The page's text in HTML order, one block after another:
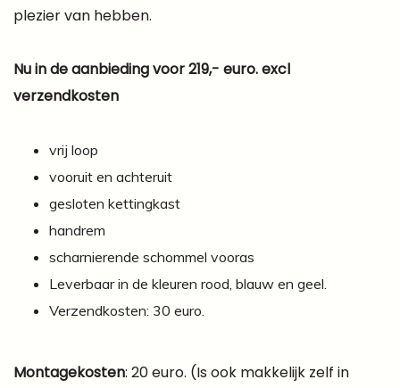
plezier van hebben.
Nu in de aanbieding voor 219,- euro. excl
verzendkosten
vrij loop
vooruit en achteruit
gesloten kettingkast
handrem
scharnierende schommel vooras
Leverbaar in de kleuren rood, blauw en geel.
Verzendkosten: 30 euro.
Montagekosten: 20 euro. (Is ook makkelijk zelf in